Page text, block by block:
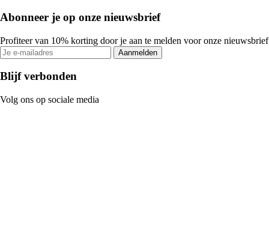
Abonneer je op onze nieuwsbrief
Profiteer van 10% korting door je aan te melden voor onze nieuwsbrief
Aanmelden
Blijf verbonden
Volg ons op sociale media